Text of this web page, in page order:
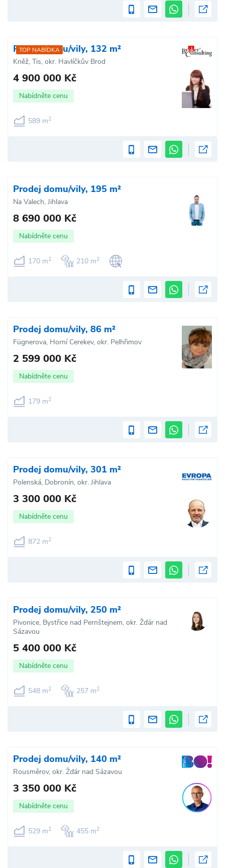
TOP NABÍDKA
Prodej domu/vily, 132 m²
Kněž, Tis, okr. Havlíčkův Brod
4 900 000 Kč
Nabídněte cenu
589 m2
Prodej domu/vily, 195 m²
Na Valech, Jihlava
8 690 000 Kč
Nabídněte cenu
170 m2 210 m2
Prodej domu/vily, 86 m²
Fügnerova, Horní Cerekev, okr. Pelhřimov
2 599 000 Kč
Nabídněte cenu
179 m2
Prodej domu/vily, 301 m²
Polenská, Dobronín, okr. Jihlava
3 300 000 Kč
Nabídněte cenu
872 m2
Prodej domu/vily, 250 m²
Pivonice, Bystřice nad Pernštejnem, okr. Žďár nad
Sázavou
5 400 000 Kč
Nabídněte cenu
548 m2 257 m2
Prodej domu/vily, 140 m²
Rousměrov, okr. Žďár nad Sázavou
3 350 000 Kč
Nabídněte cenu
529 m2 455 m2